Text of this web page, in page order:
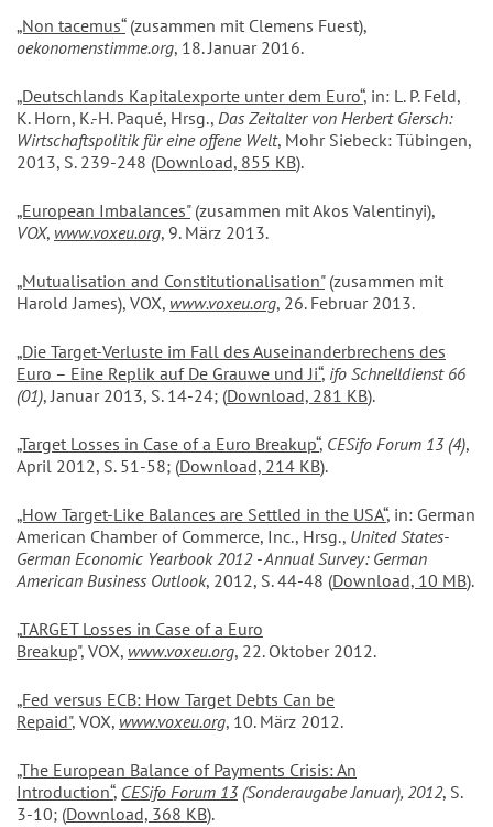
„Non tacemus“(zusammen mit Clemens Fuest),
oekonomenstimme.org, 18. Januar 2016.
„Deutschlands Kapitalexporte unter dem Euro“, in: L. P. Feld,
K. Horn, K.-H. Paqué, Hrsg., Das Zeitalter von Herbert Giersch:
Wirtschaftspolitik für eine offene Welt, Mohr Siebeck: Tübingen,
2013, S. 239-248 (Download, 855 KB).
„European Imbalances"(zusammen mit Akos Valentinyi),
VOX, www.voxeu.org, 9. März 2013.
„Mutualisation and Constitutionalisation"(zusammen mit
Harold James), VOX, www.voxeu.org, 26. Februar 2013.
„Die Target-Verluste im Fall des Auseinanderbrechens des
Euro – Eine Replik auf De Grauwe und Ji“, ifo Schnelldienst 66
(01), Januar 2013, S. 14-24; (Download, 281 KB).
„Target Losses in Case of a Euro Breakup“, CESifo Forum 13 (4),
April 2012, S. 51-58; (Download, 214 KB).
„How Target-Like Balances are Settled in the USA“, in: German
American Chamber of Commerce, Inc., Hrsg., United States-
German Economic Yearbook 2012 - Annual Survey: German
American Business Outlook, 2012, S. 44-48 (Download, 10 MB).
„TARGET Losses in Case of a Euro
Breakup", VOX, www.voxeu.org, 22. Oktober 2012.
„Fed versus ECB: How Target Debts Can be
Repaid", VOX, www.voxeu.org, 10. März 2012.
„The European Balance of Payments Crisis: An
Introduction“, CESifo Forum 13(Sonderaugabe Januar), 2012, S.
3-10; (Download, 368 KB).